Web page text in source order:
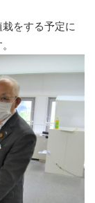
をする予定に